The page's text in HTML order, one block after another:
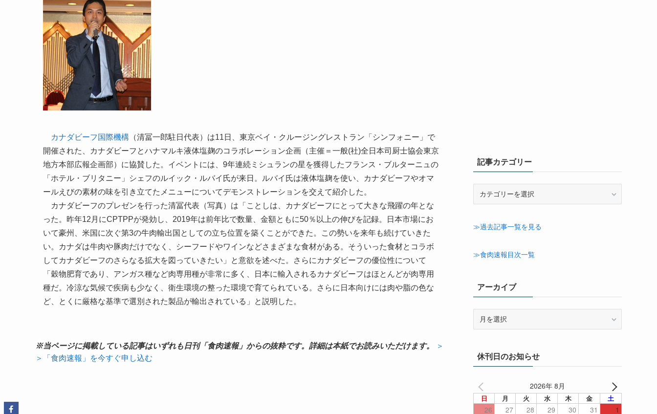
カナダビーフ国際機構 （清冨一郎駐日代表）は11日、東京ベイ・クルージングレストラン「シンフォニー」で
開催された、カナダビーフとハナマルキ液体塩麹のコラボレーション企画（主催＝一般(社)全日本司厨士協会東京
地方本部広報企画部）に協賛した。イベントには、9年連続ミシュランの星を獲得したフランス・ブルターニュの
「ホテル・ブリタニー」シェフのルイック・ルバイ氏が来日。ルバイ氏は液体塩麹を使い、カナダビーフやオマ
ールえびの素材の味を引き立てたメニューについてデモンストレーションを交えて紹介した。
カナダビーフのプレゼンを行った清冨代表（写真）は「ことしは、カナダビーフにとって大きな飛躍の年とな
った。昨年12月にCPTPPが発効し、2019年は前年比で数量、金額ともに50％以上の伸びを記録。日本市場にお
いて豪州、米国に次ぐ第3の牛肉輸出国としての立ち位置を築くことができた。この勢いを来年も続けていきた
い。カナダは牛肉や豚肉だけでなく、シーフードやワインなどさまざまな食材がある。そういった食材とコラボ
してカナダビーフのさらなる拡大を図っていきたい」と意欲を述べた。さらにカナダビーフの優位性について
「穀物肥育であり、アンガス種など肉専用種が非常に多く、日本に輸入されるカナダビーフはほとんどが肉専用
種だ。冷涼な気候で疾病も少なく、衛生環境の整った環境で育てられている。さらに日本向けには肉や脂の色な
ど、とくに厳格な基準で選別された製品が輸出されている」と説明した。
※当ページに掲載している記事はいずれも日刊「食肉速報」からの抜粋です。詳細は本紙でお読みいただけます。
＞
＞「食肉速報」を今すぐ申し込む
記事カテゴリー
ゴ
ー
≫過去記事一覧を見る
≫食肉速報目次一覧
アーカイブ
ブ休刊日のお知らせ
2026年 8月
日 月 火 水 木 金 土
26 27 28 29 30 31 1